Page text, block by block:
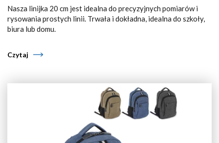
Nasza linijka 20 cm jest idealna do precyzyjnych pomiarów i
rysowania prostych linii. Trwała i dokładna, idealna do szkoły,
biura lub domu.
Czytaj